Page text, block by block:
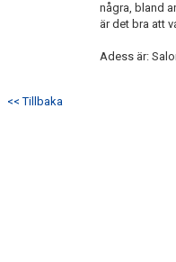
UNGDOMSSEKTION
KIOSKSCHEMA 2026
några, bland
är det bra att
Adess är:
<< Tillbaka